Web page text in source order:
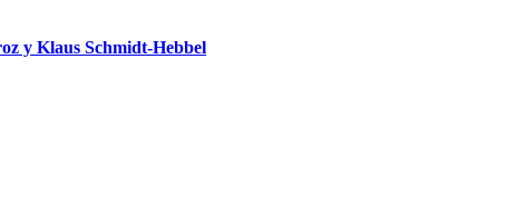
y Klaus Schmidt-Hebbel